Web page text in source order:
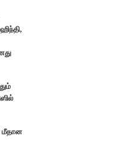
மீதான